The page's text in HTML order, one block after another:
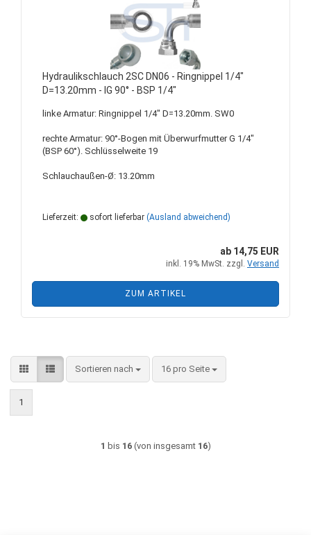
Hydraulikschlauch 2SC DN06 - Ringnippel 1/4"
D=13.20mm - IG 90° - BSP 1/4"
linke Armatur: Ringnippel 1/4" D=13.20mm. SW0
rechte Armatur: 90°-Bogen mit Überwurfmutter G 1/4"
(BSP 60°). Schlüsselweite 19
Schlauchaußen-Ø: 13.20mm
Lieferzeit: sofort lieferbar (Ausland abweichend)
ab 14,75 EUR
inkl. 19% MwSt. zzgl. Versand
ZUM ARTIKEL
Sortieren nach
Sortieren nach 16 pro Seite
pro Seite
1
1 bis 16(von insgesamt 16)